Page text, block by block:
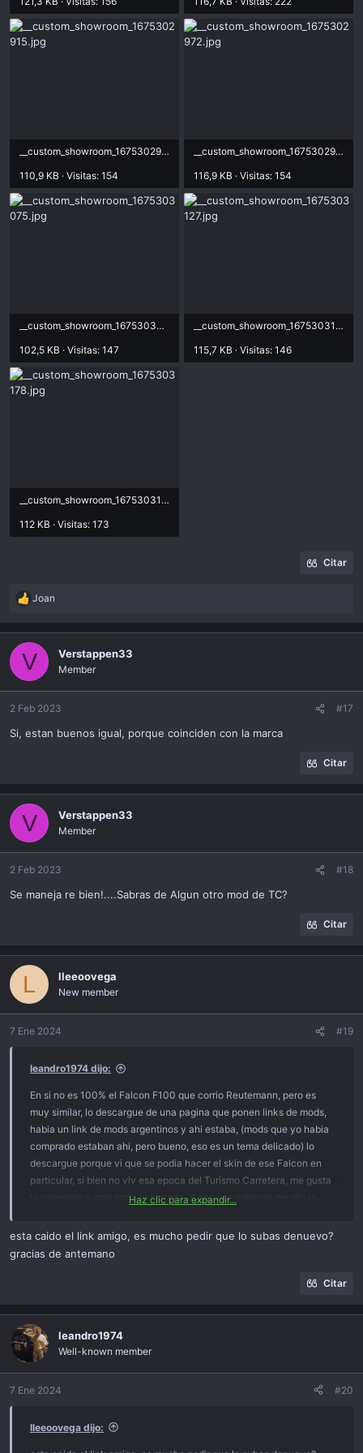
__custom_showroom_1675302915.jpg
110,9 KB · Visitas: 154
__custom_showroom_1675302972.jpg
116,9 KB · Visitas: 154
__custom_showroom_1675303075.jpg
102,5 KB · Visitas: 147
__custom_showroom_1675303127.jpg
115,7 KB · Visitas: 146
__custom_showroom_1675303178.jpg
112 KB · Visitas: 173
Citar
R
a
c
i
o
n
:
Joan
V Verstappen33
Member
2 Feb 2023 #17
Si, estan buenos igual, porque coinciden con la marca
Citar
V Verstappen33
Member
2 Feb 2023 #18
Se maneja re bien!....Sabras de Algun otro mod de TC?
Citar
L lleeoovega
New member
7 Ene 2024 #19
leandro1974 dijo:
En si no es 100% el Falcon F100 que corrio Reutemann, pero es
muy similar, lo descargue de una pagina que ponen links de mods,
habia un link de mods argentinos y ahi estaba, (mods que yo habia
comprado estaban ahi, pero bueno, eso es un tema delicado) lo
descargue porque vi que se podia hacer el skin de ese Falcon en
particular, si bien no viv esa epoca del Turismo Carretera, me gusta
la categoria y mas todo su historia. Y con ese eskin se me dio la
El creador de ese Falcon es alguien que esta en Patreon, H22, se
hace llamar.
Haz clic para expandir...
esta caido el link amigo, es mucho pedir que lo subas denuevo?
gracias de antemano
Citar
leandro1974
Well-known member
7 Ene 2024 #20
lleeoovega dijo: